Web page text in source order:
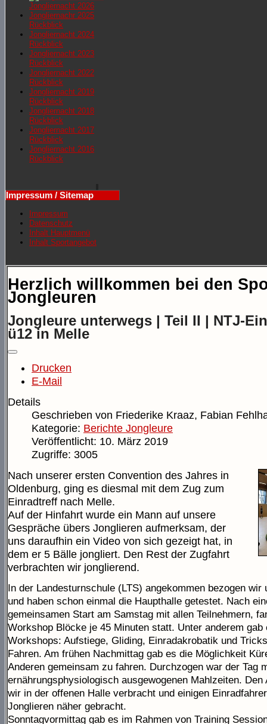
Jongliernacht 2026
Jongliernachr 2025
Rückblick
Jongliernacht 2024
Rückblick
Jongliernacht 2023
Rückblick
Jongliernacht 2022
Rückblick
Jongliernacht 2019
Rückblick
Jongliernacht 2018
Rückblick
Jongliernacht 2017
Rückblick
Jongliernacht 2016
Rückblick
Impressum / Sitemap
Impressum
Datenschutz
Inhalt Hauptmenü
Inhalt Sportangebot
Herzlich willkommen bei den
Jongleuren
Jongleure unterwegs | Teil II | NTJ-
ü12 in Melle
Drucken
E-Mail
Details
Geschrieben von Friederike Kraaz, Fabian
Kategorie: Berichte Jongleure
Veröffentlicht: 10. März 2019
Zugriffe: 3005
Nach unserer ersten Convention des Jahres in
Oldenburg, ging es diesmal mit dem Zug zum
Einradtreff nach Melle.
Auf der Hinfahrt wurde ein Mann auf unsere
Gespräche übers Jonglieren aufmerksam, der
uns daraufhin ein Video von sich gezeigt hat, in
dem er 5 Bälle jongliert. Den Rest der Zugfahrt
verbrachten wir jonglierend.
In der Landesturnschule (LTS) angekommen bezogen wir
und haben schon einmal die Haupthalle getestet. Nach
gemeinsamen Start am Samstag mit allen Teilnehmern,
Workshop Blöcke je 45 Minuten statt. Unter anderem gab
Workshops: Aufstiege, Gliding, Einradakrobatik und
Fahren. Am frühen Nachmittag gab es die Möglichkeit
Anderen gemeinsam zu fahren. Durchzogen war der Tag
ernährungsphysiologisch ausgewogenen Mahlzeiten. Den
wir in der offenen Halle verbracht und einigen
Jonglieren näher gebracht.
Sonntagvormittag gab es im Rahmen von Training